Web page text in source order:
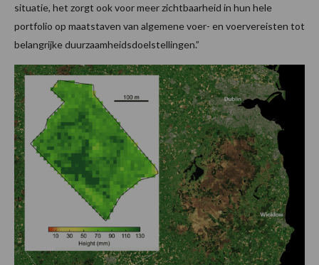
situatie, het zorgt ook voor meer zichtbaarheid in hun hele
portfolio op maatstaven van algemene voer- en voervereisten tot
belangrijke duurzaamheidsdoelstellingen.”